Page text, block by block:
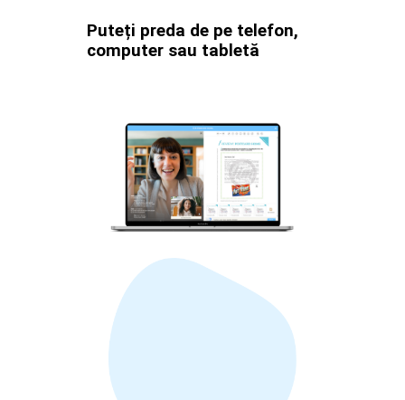
Puteți preda de pe telefon,
computer sau tabletă